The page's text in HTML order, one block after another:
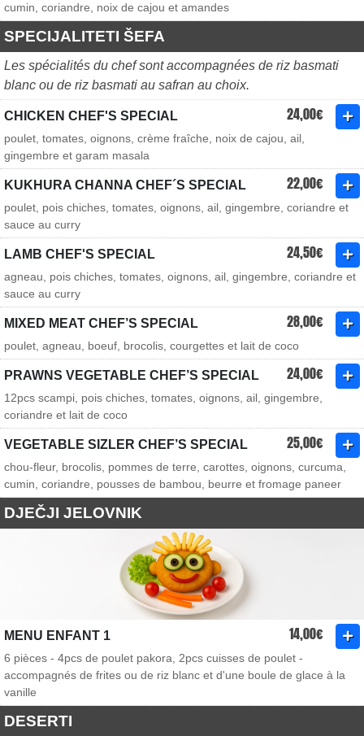
cumin, coriandre, noix de cajou et amandes
SPECIJALITETI ŠEFA
Les spécialités du chef sont accompagnées de riz basmati
blanc ou de riz basmati au safran au choix.
CHICKEN CHEF'S SPECIAL 24,00€
poulet, tomates, oignons, crème fraîche, noix de cajou, ail,
gingembre et garam masala
KUKHURA CHANNA CHEF´S SPECIAL 22,00€
poulet, pois chiches, tomates, oignons, ail, gingembre, coriandre et
sauce au curry
LAMB CHEF'S SPECIAL 24,50€
agneau, pois chiches, tomates, oignons, ail, gingembre, coriandre et
sauce au curry
MIXED MEAT CHEF’S SPECIAL 28,00€
poulet, agneau, boeuf, brocolis, courgettes et lait de coco
PRAWNS VEGETABLE CHEF’S SPECIAL 24,00€
12pcs scampi, pois chiches, tomates, oignons, ail, gingembre,
coriandre et lait de coco
VEGETABLE SIZLER CHEF’S SPECIAL 25,00€
chou-fleur, brocolis, pommes de terre, carottes, oignons, curcuma,
cumin, coriandre, pousses de bambou, beurre et fromage paneer
DJEČJI JELOVNIK
MENU ENFANT 1 14,00€
6 pièces - 4pcs de poulet pakora, 2pcs cuisses de poulet -
accompagnés de frites ou de riz blanc et d'une boule de glace à la
vanille
DESERTI